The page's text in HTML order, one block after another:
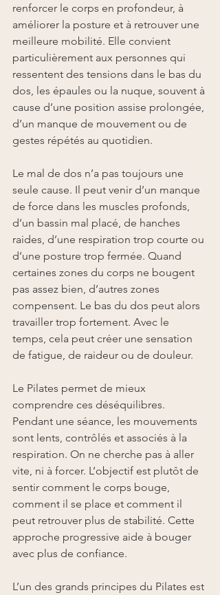
renforcer le corps en profondeur, à
améliorer la posture et à retrouver une
meilleure mobilité. Elle convient
particulièrement aux personnes qui
ressentent des tensions dans le bas du
dos, les épaules ou la nuque, souvent à
cause d’une position assise prolongée,
d’un manque de mouvement ou de
gestes répétés au quotidien.
Le mal de dos n’a pas toujours une
seule cause. Il peut venir d’un manque
de force dans les muscles profonds,
d’un bassin mal placé, de hanches
raides, d’une respiration trop courte ou
d’une posture trop fermée. Quand
certaines zones du corps ne bougent
pas assez bien, d’autres zones
compensent. Le bas du dos peut alors
travailler trop fortement. Avec le
temps, cela peut créer une sensation
de fatigue, de raideur ou de douleur.
Le Pilates permet de mieux
comprendre ces déséquilibres.
Pendant une séance, les mouvements
sont lents, contrôlés et associés à la
respiration. On ne cherche pas à aller
vite, ni à forcer. L’objectif est plutôt de
sentir comment le corps bouge,
comment il se place et comment il
peut retrouver plus de stabilité. Cette
approche progressive aide à bouger
avec plus de confiance.
L’un des grands principes du Pilates est